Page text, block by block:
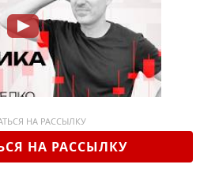
НА РАССЫЛКУ
НА РАССЫЛКУ